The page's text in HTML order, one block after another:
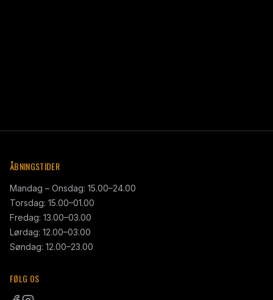
ÅBNINGSTIDER
Mandag – Onsdag: 15.00–24.00
Torsdag: 15.00–01.00
Fredag: 13.00–03.00
Lørdag: 12.00–03.00
Søndag: 12.00–23.00
FØLG OS